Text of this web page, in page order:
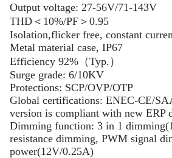
Output voltage: 27-56V/71-143V
THD＜10%/PF＞0.95
Isolation,flicker free, constant
Metal material case, IP67
Efficiency 92%（Typ.）
Surge grade: 6/10KV
Protections: SCP/OVP/OTP
Global certifications: ENEC-CE/
version is compliant with new ERP
Dimming function: 3 in 1
resistance dimming, PWM signal
power(12V/0.25A)